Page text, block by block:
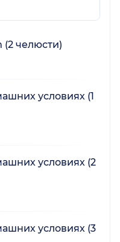
челюсти)
условиях (1
условиях (2
условиях (3